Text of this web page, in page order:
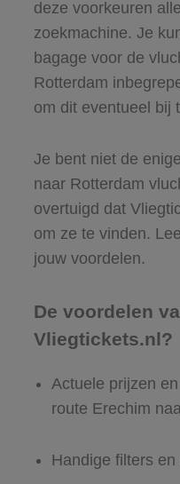
deze voorkeuren
zoekmachine. Je
bagage voor de
Rotterdam
om dit eventueel bij
Je bent niet de
naar Rotterdam
overtuigd dat
om ze te vinden.
jouw voordelen.
De voordelen
Vliegtickets.nl?
Actuele prijzen
route Erechim
Handige filters